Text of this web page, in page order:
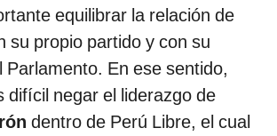
equilibrar la relación de
su propio partido y con su
Parlamento. En ese sentido,
difícil negar el liderazgo de
dentro de Perú Libre, el cual